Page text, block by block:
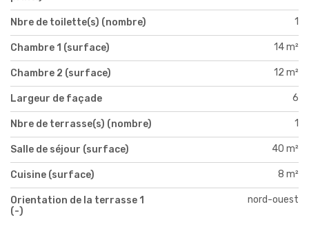
Nbre de toilette(s) (nombre) 1
Chambre 1 (surface) 14 m²
Chambre 2 (surface) 12 m²
Largeur de façade 6
Nbre de terrasse(s) (nombre) 1
Salle de séjour (surface) 40 m²
Cuisine (surface) 8 m²
Orientation de la terrasse 1
(-)
nord-ouest